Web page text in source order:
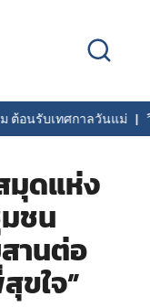
บเทศกาลวันแม่|วิริยะ
มุดแห่ง
ชน
านต่อ
ขใจ”